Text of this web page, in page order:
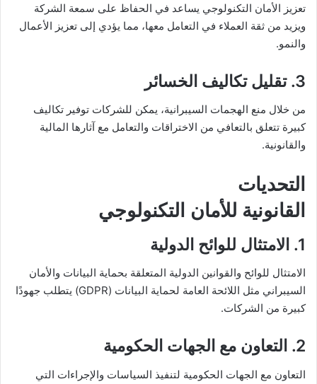
تعزيز الأمان التكنولوجي يساعد في الحفاظ على سمعة الشركة
ويزيد من ثقة العملاء في التعامل معها، مما يؤدي إلى تعزيز الأعمال
والنمو.
3. تقليل تكاليف الخسائر
من خلال منع الهجمات السيبرانية، يمكن للشركات توفير تكاليف
كبيرة تتعلق بالتعافي من الاختراقات والتعامل مع آثارها المالية
والقانونية.
التحديات
القانونية للأمان التكنولوجي
1. الامتثال للوائح الدولية
الامتثال للوائح والقوانين الدولية المتعلقة بحماية البيانات والأمان
السيبراني مثل اللائحة العامة لحماية البيانات (GDPR) يتطلب جهودًا
كبيرة من الشركات.
2. التعاون مع الجهات الحكومية
التعاون مع الجهات الحكومية لتنفيذ السياسات والإجراءات التي